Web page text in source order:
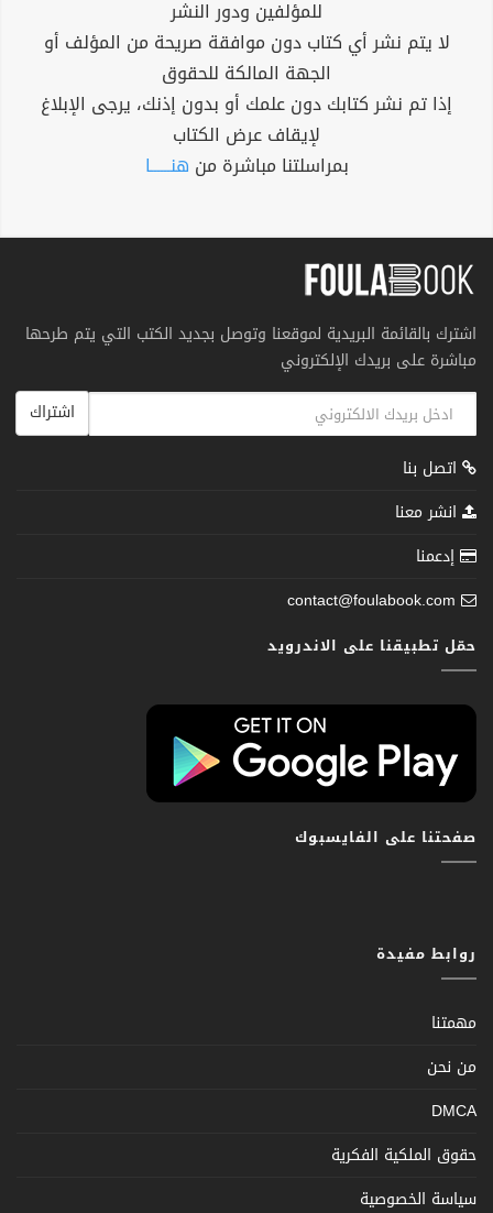
للمؤلفين ودور النشر
لا يتم نشر أي كتاب دون موافقة صريحة من المؤلف أو
الجهة المالكة للحقوق
إذا تم نشر كتابك دون علمك أو بدون إذنك، يرجى الإبلاغ
لإيقاف عرض الكتاب
بمراسلتنا مباشرة من هنــــــا
اشترك بالقائمة البريدية لموقعنا وتوصل بجديد الكتب التي يتم طرحها
مباشرة على بريدك الإلكتروني
اشتراك
اتصل بنا
انشر معنا
إدعمنا
contact@foulabook.com
حمّل تطبيقنا على الاندرويد
صفحتنا على الفايسبوك
روابط مفيدة
مهمتنا
من نحن
DMCA
حقوق الملكية الفكرية
سياسة الخصوصية